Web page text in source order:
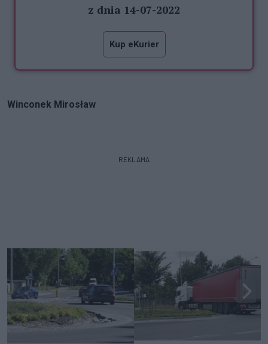
z dnia 14-07-2022
Kup eKurier
Winconek Mirosław
REKLAMA